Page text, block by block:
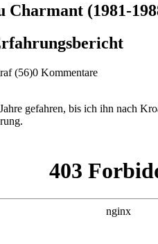
(1981-
(56)0 Kommentare
gefahren, bis ich ihn nach